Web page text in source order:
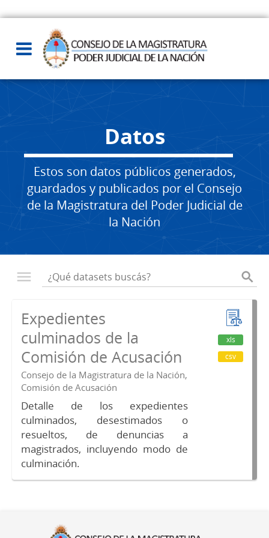
Datos
Estos son datos públicos generados,
guardados y publicados por el Consejo
de la Magistratura del Poder Judicial de
la Nación
Expedientes
culminados de la
Comisión de Acusación
Consejo de la Magistratura de la Nación,
Comisión de Acusación
Detalle de los expedientes
culminados, desestimados o
resueltos, de denuncias a
magistrados, incluyendo modo de
culminación.
xls
csv